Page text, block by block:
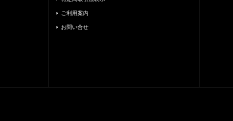
ご利用案内
お問い合せ